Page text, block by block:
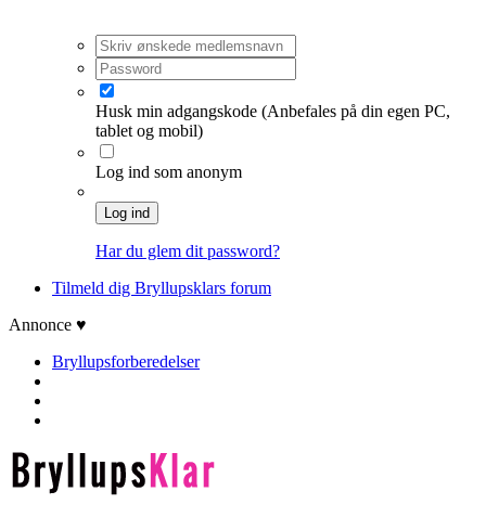
Husk min adgangskode (Anbefales på din egen PC,
tablet og mobil)
Log ind som anonym
Log ind
Har du glem dit password?
Tilmeld dig Bryllupsklars forum
Annonce ♥
Bryllupsforberedelser